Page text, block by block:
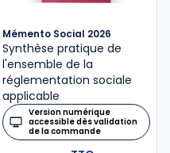
Mémento Social 2026
Synthèse pratique de
l'ensemble de la
réglementation sociale
applicable
Version numérique
accessible dès validation
de la commande